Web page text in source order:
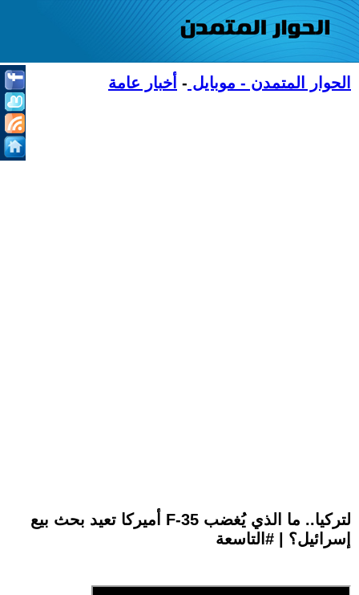
الحوار المتمدن - موبايل - أخبار عامة
أميركا تعيد بحث بيع F-35 لتركيا.. ما الذي يُغضب
إسرائيل؟ | #التاسعة